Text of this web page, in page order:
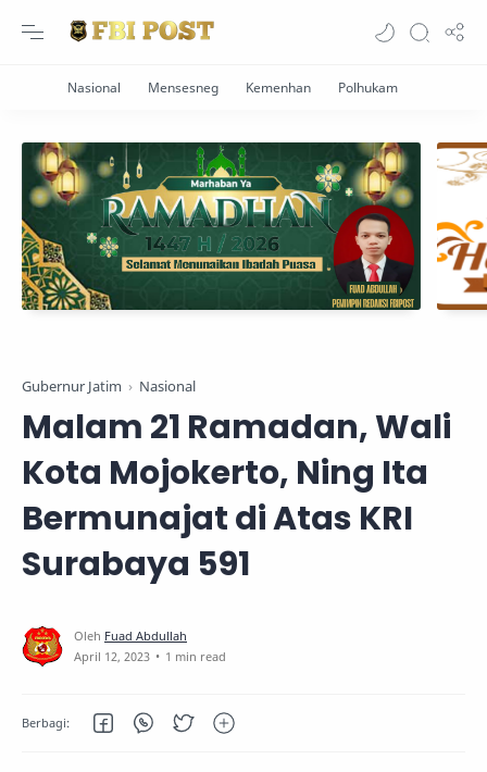
Gubernur Jatim Nasional
Malam 21 Ramadan, Wali
Kota Mojokerto, Ning Ita
Bermunajat di Atas KRI
Surabaya 591
1 min read